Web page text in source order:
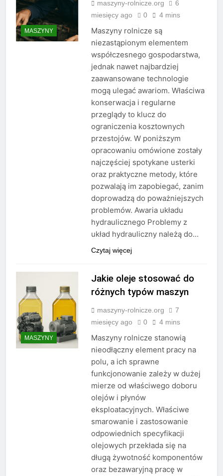
MASZYNY
maszyny-rolnicze.org
6
miesięcy ago
0 4 mins
Maszyny rolnicze są
niezastąpionym elementem
współczesnego gospodarstwa,
jednak nawet najbardziej
zaawansowane technologie
mogą ulegać awariom. Właściwa
konserwacja i regularne
przeglądy to klucz do
ograniczenia kosztownych
przestojów. W poniższym
opracowaniu omówione zostały
najczęściej spotykane usterki
oraz praktyczne metody, które
pozwalają im zapobiegać, zanim
doprowadzą do poważniejszych
problemów. Awaria układu
hydraulicznego Problemy z
układ hydrauliczny należą do…
Czytaj więcej
MASZYNY
Jakie oleje stosować do
różnych typów maszyn
maszyny-rolnicze.org
7
miesięcy ago
0 4 mins
Maszyny rolnicze stanowią
nieodłączny element pracy na
polu, a ich sprawne
funkcjonowanie zależy w dużej
mierze od właściwego doboru
olejów i płynów
eksploatacyjnych. Właściwe
smarowanie i zastosowanie
odpowiednich specyfikacji
olejowych przekłada się na
długą żywotność komponentów
oraz bezawaryjną pracę w